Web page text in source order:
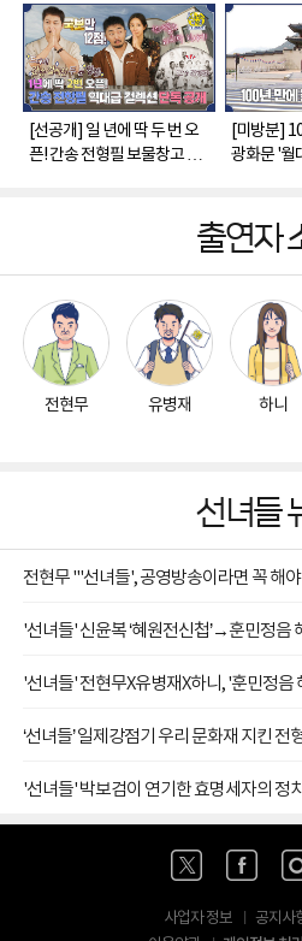
[선공개] 일 년에 딱 두 번 오
픈! 간송 전형필 보물창고 단
[미방분]
광화문 '월
출연자
전현무 유병재 하니
선녀들
전현무 "'선녀들', 공영방송이라면 꼭 해
'선녀들' 박보검이 연기한 효명세자의 정
사업자 정보 공지사